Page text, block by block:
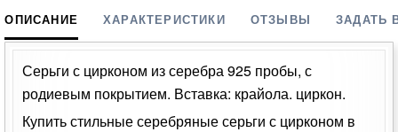
ОПИСАНИЕ ХАРАКТЕРИСТИКИ ОТЗЫВЫ ЗАДАТЬ
Серьги с цирконом из серебра 925 пробы, с
родиевым покрытием. Вставка: крайола. циркон.
Купить стильные серебряные серьги с цирконом в